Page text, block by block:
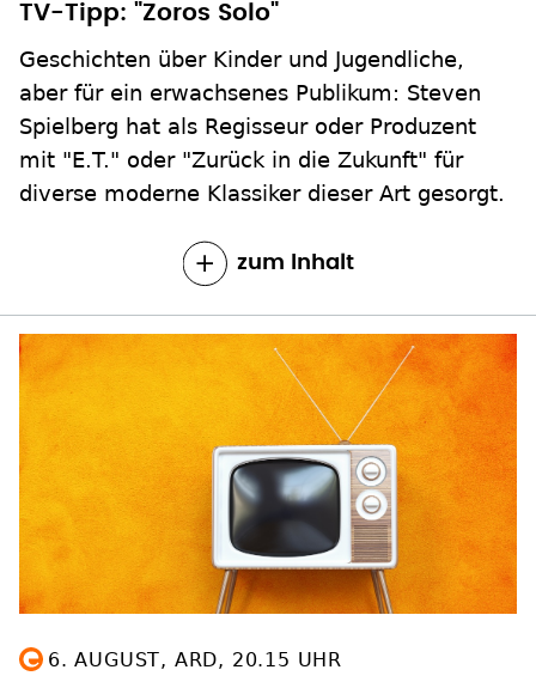
TV-Tipp: "Zoros Solo"
Geschichten über Kinder und Jugendliche,
aber für ein erwachsenes Publikum: Steven
Spielberg hat als Regisseur oder Produzent
mit "E.T." oder "Zurück in die Zukunft" für
diverse moderne Klassiker dieser Art gesorgt.
zum Inhalt
6. AUGUST, ARD, 20.15 UHR